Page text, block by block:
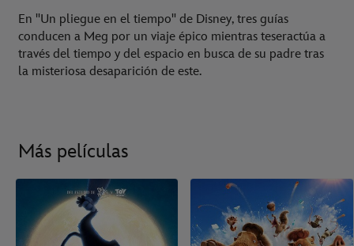
En "Un pliegue en el tiempo" de Disney, tres guías
conducen a Meg por un viaje épico mientras teseractúa a
través del tiempo y del espacio en busca de su padre tras
la misteriosa desaparición de este.
Más películas